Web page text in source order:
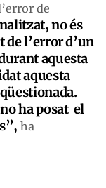
de
no és
l’error d’un
aquesta
aquesta
ha posat el
ha